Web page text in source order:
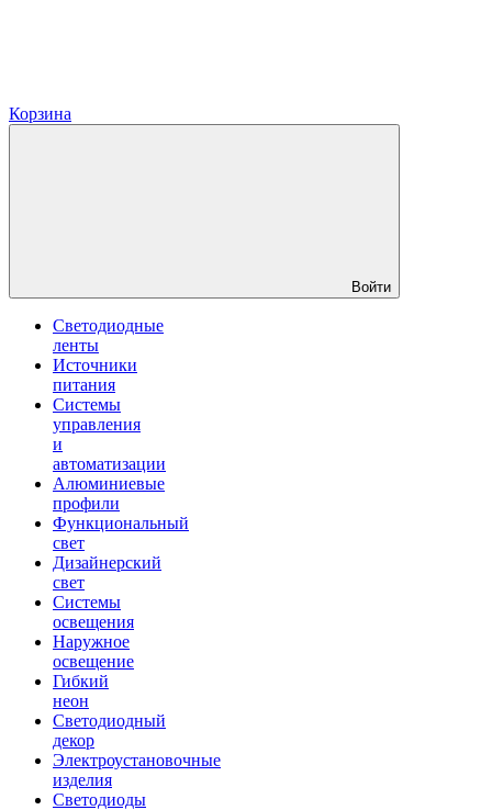
Корзина
Войти
Светодиодные
ленты
Источники
питания
Системы
управления
и
автоматизации
Алюминиевые
профили
Функциональный
свет
Дизайнерский
свет
Системы
освещения
Наружное
освещение
Гибкий
неон
Светодиодный
декор
Электроустановочные
изделия
Светодиоды